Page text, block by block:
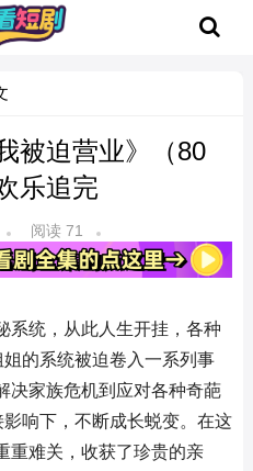
被迫营业》（80
乐追完
阅读 71
系统，从此人生开挂，各种
姐的系统被迫卷入一系列事
决家族危机到应对各种奇葩
影响下，不断成长蜕变。在这
重难关，收获了珍贵的亲